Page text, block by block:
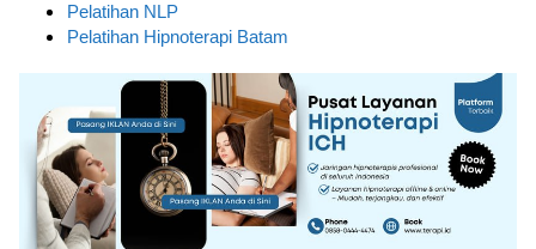
Pelatihan NLP
Pelatihan Hipnoterapi Batam